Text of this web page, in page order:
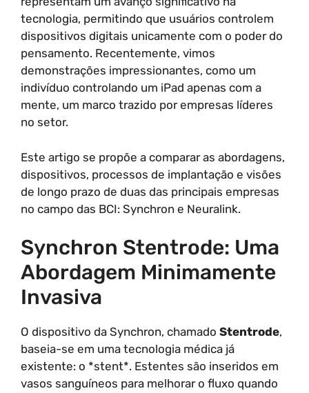
tecnologia, permitindo que usuários controlem
dispositivos digitais unicamente com o poder do
pensamento. Recentemente, vimos
demonstrações impressionantes, como um
indivíduo controlando um iPad apenas com a
mente, um marco trazido por empresas líderes
no setor.
Este artigo se propõe a comparar as abordagens,
dispositivos, processos de implantação e visões
de longo prazo de duas das principais empresas
no campo das BCI: Synchron e Neuralink.
Synchron Stentrode: Uma
Abordagem Minimamente
Invasiva
O dispositivo da Synchron, chamado Stentrode,
baseia-se em uma tecnologia médica já
existente: o *stent*. Estentes são inseridos em
vasos sanguíneos para melhorar o fluxo quando